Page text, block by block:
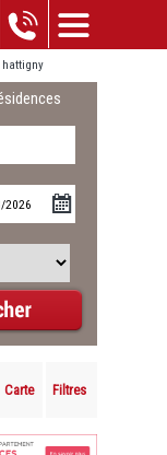
hattigny
Carte Filtres